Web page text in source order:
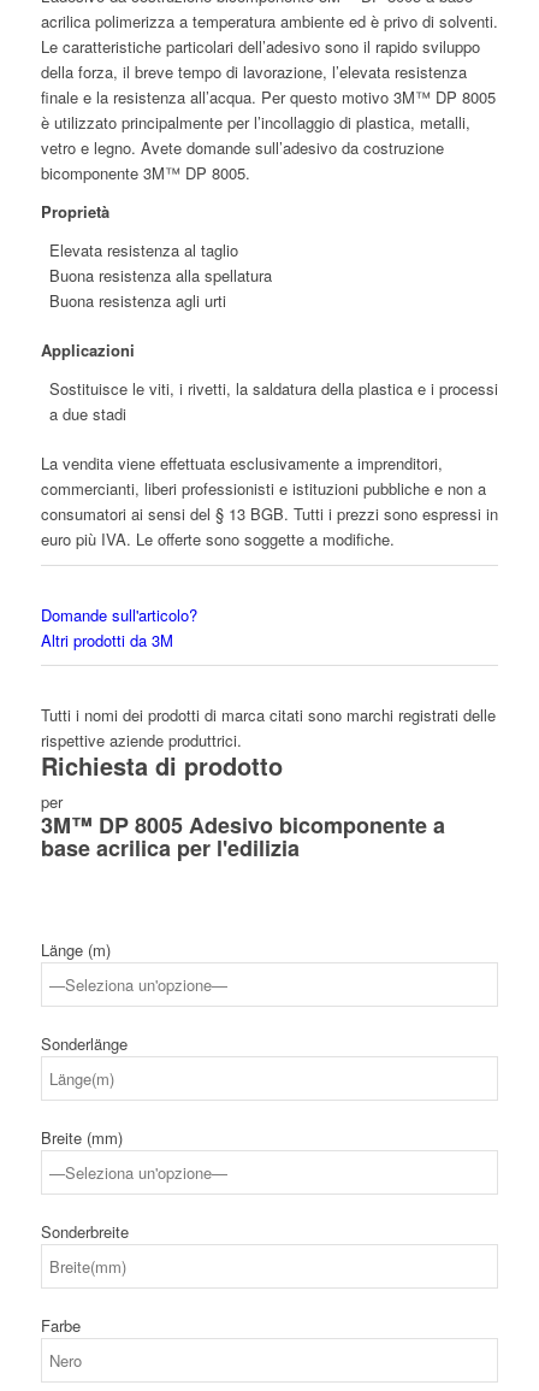
acrilica polimerizza a temperatura ambiente ed è privo di solventi.
Le caratteristiche particolari dell’adesivo sono il rapido sviluppo
della forza, il breve tempo di lavorazione, l’elevata resistenza
finale e la resistenza all’acqua. Per questo motivo 3M™ DP 8005
è utilizzato principalmente per l’incollaggio di plastica, metalli,
vetro e legno. Avete domande sull’adesivo da costruzione
bicomponente 3M™ DP 8005.
Proprietà
Elevata resistenza al taglio
Buona resistenza alla spellatura
Buona resistenza agli urti
Applicazioni
Sostituisce le viti, i rivetti, la saldatura della plastica e i processi
a due stadi
La vendita viene effettuata esclusivamente a imprenditori,
commercianti, liberi professionisti e istituzioni pubbliche e non a
consumatori ai sensi del § 13 BGB. Tutti i prezzi sono espressi in
euro più IVA. Le offerte sono soggette a modifiche.
Domande sull'articolo?
Altri prodotti da 3M
Tutti i nomi dei prodotti di marca citati sono marchi registrati delle
rispettive aziende produttrici.
Richiesta di prodotto
per
3M™ DP 8005 Adesivo bicomponente a
base acrilica per l'edilizia
Länge (m)
Sonderlänge
Breite (mm)
Sonderbreite
Farbe